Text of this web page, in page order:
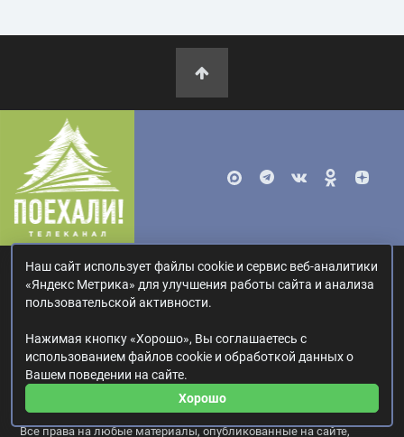
О канале
Как найти
Контакты
Россия, Москва, ул. Ак. Королёва, 19. +7 495 617-55-80
info@poehali.tv.
16+
Все права на любые материалы, опубликованные на сайте,
Наш сайт использует файлы cookie и сервис веб-аналитики
«Яндекс Метрика» для улучшения работы сайта и анализа
пользовательской активности.
Нажимая кнопку «Хорошо», Вы соглашаетесь с
использованием файлов cookie и обработкой данных о
Вашем поведении на сайте.
Хорошо